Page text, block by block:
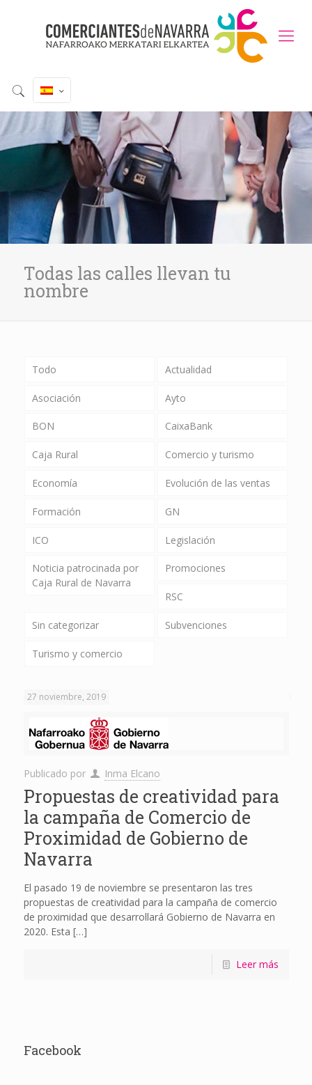
Todas las calles llevan tu
nombre
Todo Actualidad
Asociación Ayto
BON CaixaBank
Caja Rural Comercio y turismo
Economía Evolución de las ventas
Formación GN
ICO Legislación
Noticia patrocinada por
Caja Rural de Navarra
Promociones
RSC
Sin categorizar Subvenciones
Turismo y comercio
27 noviembre, 2019
Publicado por Inma Elcano
Propuestas de creatividad para
la campaña de Comercio de
Proximidad de Gobierno de
Navarra
El pasado 19 de noviembre se presentaron las tres
propuestas de creatividad para la campaña de comercio
de proximidad que desarrollará Gobierno de Navarra en
2020. Esta […]
Leer más
Facebook